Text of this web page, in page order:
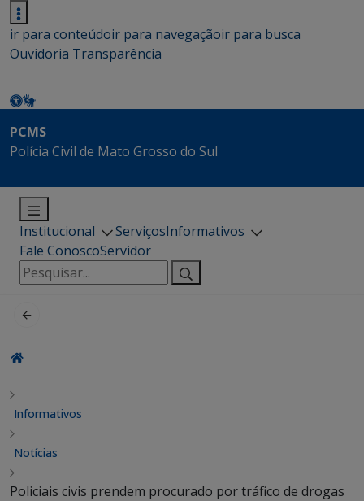
ir para conteúdoir para navegaçãoir para busca
Ouvidoria Transparência
PCMS
Polícia Civil de Mato Grosso do Sul
Institucional ServiçosInformativos
Fale ConoscoServidor
Pesquisar
por:
Informativos
Notícias
Policiais civis prendem procurado por tráfico de drogas